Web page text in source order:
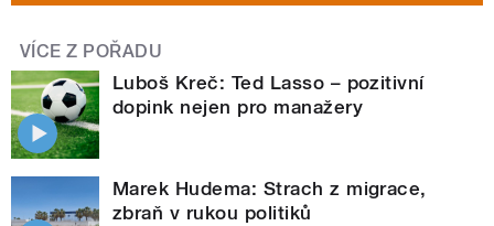
VÍCE Z POŘADU
Luboš Kreč: Ted Lasso – pozitivní
dopink nejen pro manažery
Marek Hudema: Strach z migrace,
zbraň v rukou politiků